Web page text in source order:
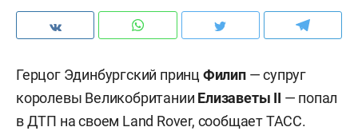
Герцог Эдинбургский принц Филип— супруг
королевы Великобритании Елизаветы II — попал
в ДТП на своем Land Rover, сообщаетТАСС.